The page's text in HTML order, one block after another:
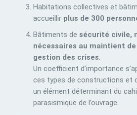
Habitations collectives et
accueillir plus de 300
Bâtiments desécurité civile,
nécessaires au maintient de
gestion des crises.
Un coefficient d’importance
ces types de constructions et
un élément déterminant du
parasismique de l’ouvrage.